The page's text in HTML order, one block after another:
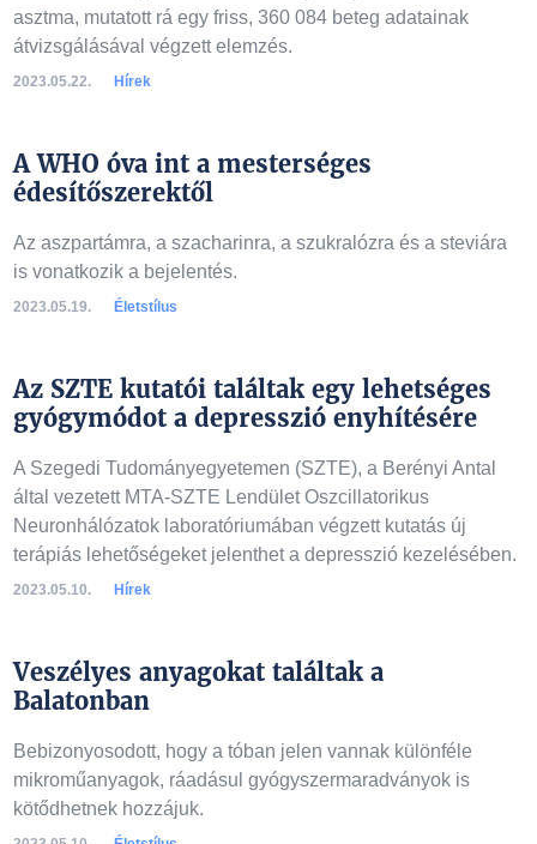
asztma, mutatott rá egy friss, 360 084 beteg adatainak
átvizsgálásával végzett elemzés.
2023.05.22. Hírek
A WHO óva int a mesterséges
édesítőszerektől
Az aszpartámra, a szacharinra, a szukralózra és a steviára
is vonatkozik a bejelentés.
2023.05.19. Életstílus
Az SZTE kutatói találtak egy lehetséges
gyógymódot a depresszió enyhítésére
A Szegedi Tudományegyetemen (SZTE), a Berényi Antal
által vezetett MTA-SZTE Lendület Oszcillatorikus
Neuronhálózatok laboratóriumában végzett kutatás új
terápiás lehetőségeket jelenthet a depresszió kezelésében.
2023.05.10. Hírek
Veszélyes anyagokat találtak a
Balatonban
Bebizonyosodott, hogy a tóban jelen vannak különféle
mikroműanyagok, ráadásul gyógyszermaradványok is
kötődhetnek hozzájuk.